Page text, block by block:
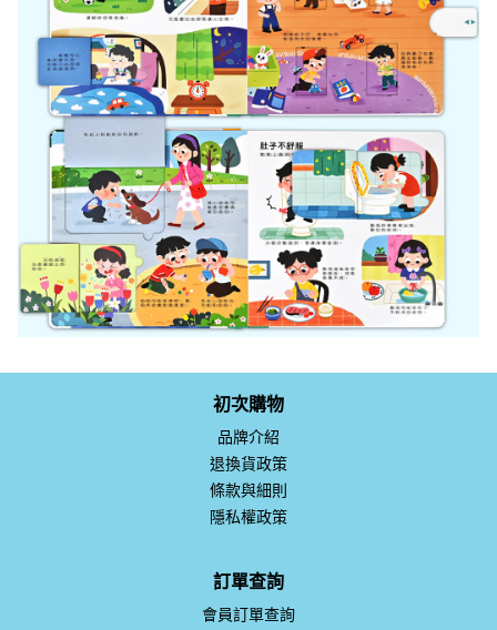
初次購物
品牌介紹
退換貨政策
條款與細則
隱私權政策
訂單查詢
會員訂單查詢